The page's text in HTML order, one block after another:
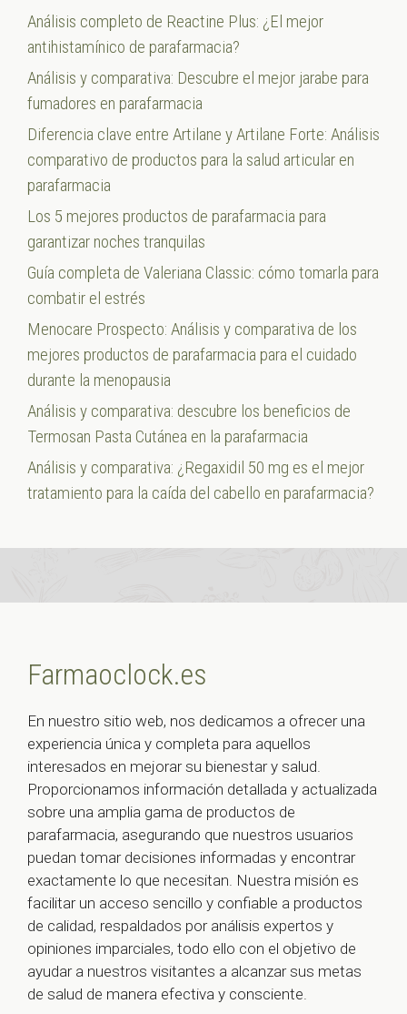
Análisis completo de Reactine Plus: ¿El mejor
antihistamínico de parafarmacia?
Análisis y comparativa: Descubre el mejor jarabe para
fumadores en parafarmacia
Diferencia clave entre Artilane y Artilane Forte: Análisis
comparativo de productos para la salud articular en
parafarmacia
Los 5 mejores productos de parafarmacia para
garantizar noches tranquilas
Guía completa de Valeriana Classic: cómo tomarla para
combatir el estrés
Menocare Prospecto: Análisis y comparativa de los
mejores productos de parafarmacia para el cuidado
durante la menopausia
Análisis y comparativa: descubre los beneficios de
Termosan Pasta Cutánea en la parafarmacia
Análisis y comparativa: ¿Regaxidil 50 mg es el mejor
tratamiento para la caída del cabello en parafarmacia?
Farmaoclock.es
En nuestro sitio web, nos dedicamos a ofrecer una
experiencia única y completa para aquellos
interesados en mejorar su bienestar y salud.
Proporcionamos información detallada y actualizada
sobre una amplia gama de productos de
parafarmacia, asegurando que nuestros usuarios
puedan tomar decisiones informadas y encontrar
exactamente lo que necesitan. Nuestra misión es
facilitar un acceso sencillo y confiable a productos
de calidad, respaldados por análisis expertos y
opiniones imparciales, todo ello con el objetivo de
ayudar a nuestros visitantes a alcanzar sus metas
de salud de manera efectiva y consciente.